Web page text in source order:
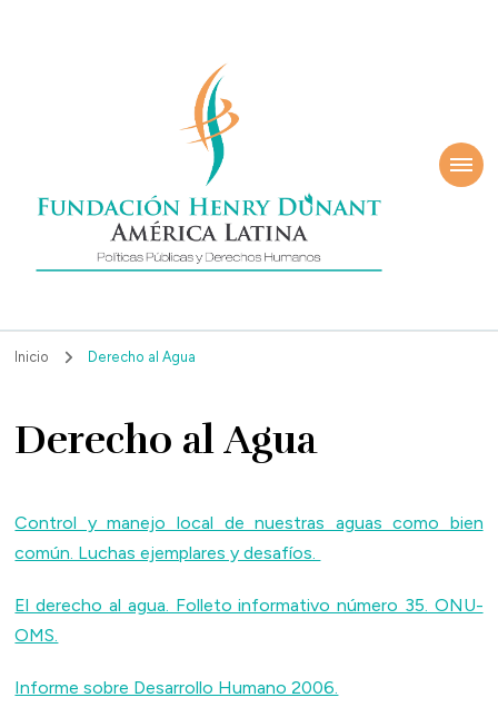
Henry
América Latina
Inicio Derecho al Agua
Derecho al Agua
Control y manejo local de nuestras aguas como bien
común. Luchas ejemplares y desafíos.
El derecho al agua. Folleto informativo número 35. ONU-
OMS.
Informe sobre Desarrollo Humano 2006.